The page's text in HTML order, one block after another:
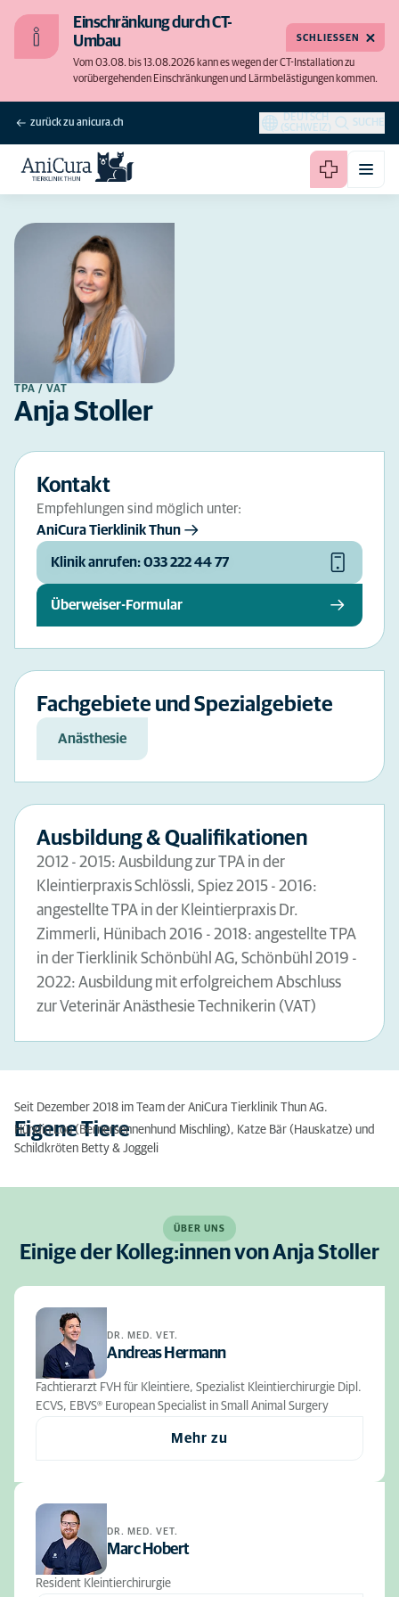
Einschränkung durch CT-
Umbau
Vom 03.08. bis 13.08.2026 kann es wegen der CT-Installation zu
vorübergehenden Einschränkungen und Lärmbelästigungen kommen.
SCHLIESSEN
zurück zu anicura.ch
DEUTSCH
(SCHWEIZ)
SUCHE
TPA / VAT
Anja Stoller
Kontakt
Empfehlungen sind möglich unter:
AniCura Tierklinik Thun
Klinik anrufen: 033 222 44 77
Überweiser-Formular
Fachgebiete und Spezialgebiete
Anästhesie
Ausbildung & Qualifikationen
2012 - 2015: Ausbildung zur TPA in der
Kleintierpraxis Schlössli, Spiez 2015 - 2016:
angestellte TPA in der Kleintierpraxis Dr.
Zimmerli, Hünibach 2016 - 2018: angestellte TPA
in der Tierklinik Schönbühl AG, Schönbühl 2019 -
2022: Ausbildung mit erfolgreichem Abschluss
zur Veterinär Anästhesie Technikerin (VAT)
Seit Dezember 2018 im Team der AniCura Tierklinik Thun AG.
Eigene Tiere
Hündin Lou (Bernersennenhund Mischling), Katze Bär (Hauskatze) und
Schildkröten Betty & Joggeli
ÜBER UNS
Einige der Kolleg:innen von Anja Stoller
DR. MED. VET.
Andreas Hermann
Fachtierarzt FVH für Kleintiere, Spezialist Kleintierchirurgie Dipl.
ECVS, EBVS® European Specialist in Small Animal Surgery
Mehr zu
DR. MED. VET.
Marc Hobert
Resident Kleintierchirurgie